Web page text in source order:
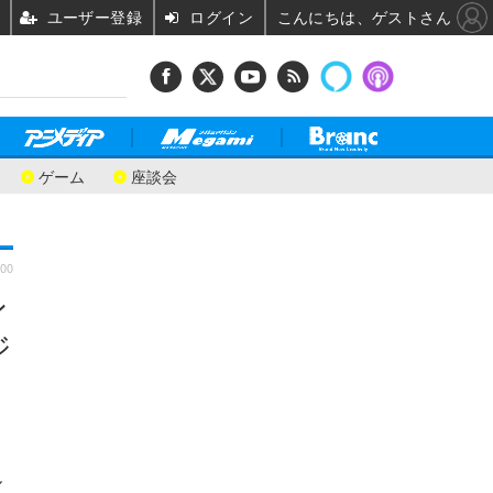
ゲーム 座談会
ユーザー登録 ログイン こんにちは、ゲストさん